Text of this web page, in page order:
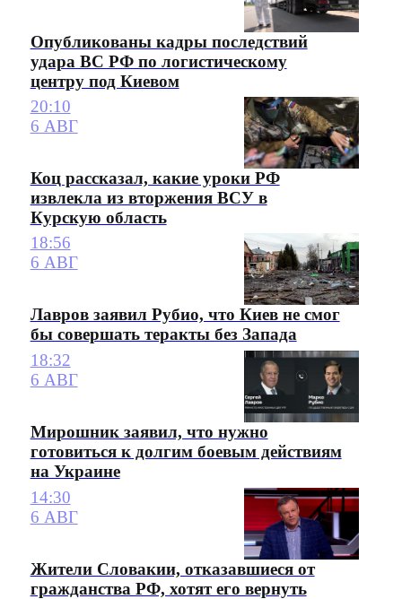
Опубликованы кадры последствий
удара ВС РФ по логистическому
центру под Киевом
20:10
6 АВГ
Коц рассказал, какие уроки РФ
извлекла из вторжения ВСУ в
Курскую область
18:56
6 АВГ
Лавров заявил Рубио, что Киев не смог
бы совершать теракты без Запада
18:32
6 АВГ
Мирошник заявил, что нужно
готовиться к долгим боевым действиям
на Украине
14:30
6 АВГ
Жители Словакии, отказавшиеся от
гражданства РФ, хотят его вернуть